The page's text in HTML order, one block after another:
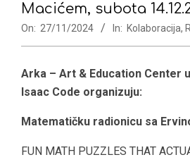
Macićem, subota
On: 27/11/2024 In: Kolaboracija,
Arka – Art & Education Center
Isaac Code organizuju:
Matematičku radionicu sa
FUN MATH PUZZLES THAT